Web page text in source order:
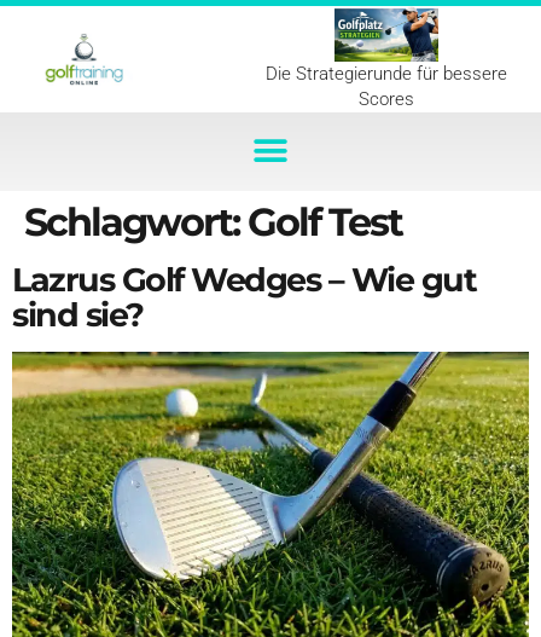
Die Strategierunde für bessere
Scores
Schlagwort:Golf Test
Lazrus Golf Wedges – Wie gut
sind sie?